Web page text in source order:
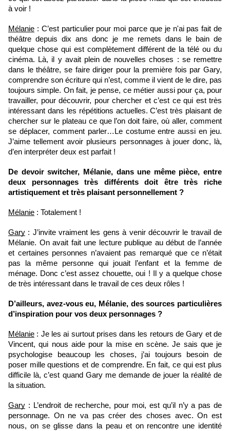
à voir !
Mélanie : C’est particulier pour moi parce que je n'ai pas fait de
théâtre depuis dix ans donc je me remets dans le bain de
quelque chose qui est complètement différent de la télé ou du
cinéma. Là, il y avait plein de nouvelles choses : se remettre
dans le théâtre, se faire diriger pour la première fois par Gary,
comprendre son écriture qui n’est, comme il vient de le dire, pas
toujours simple. On fait, je pense, ce métier aussi pour ça, pour
travailler, pour découvrir, pour chercher et c’est ce qui est très
intéressant dans les répétitions actuelles. C’est très plaisant de
chercher sur le plateau ce que l’on doit faire, où aller, comment
se déplacer, comment parler…Le costume entre aussi en jeu.
J’aime tellement avoir plusieurs personnages à jouer donc, là,
d’en interpréter deux est parfait !
De devoir switcher, Mélanie, dans une même pièce, entre
deux personnages très différents doit être très riche
artistiquement et très plaisant personnellement ?
Mélanie : Totalement !
Gary : J’invite vraiment les gens à venir découvrir le travail de
Mélanie. On avait fait une lecture publique au début de l’année
et certaines personnes n’avaient pas remarqué que ce n’était
pas la même personne qui jouait l’enfant et la femme de
ménage. Donc c’est assez chouette, oui ! Il y a quelque chose
de très intéressant dans le travail de ces deux rôles !
D’ailleurs, avez-vous eu, Mélanie, des sources particulières
d’inspiration pour vos deux personnages ?
Mélanie : Je les ai surtout prises dans les retours de Gary et de
Vincent, qui nous aide pour la mise en scène. Je sais que je
psychologise beaucoup les choses, j’ai toujours besoin de
poser mille questions et de comprendre. En fait, ce qui est plus
difficile là, c’est quand Gary me demande de jouer la réalité de
la situation.
Gary : L’endroit de recherche, pour moi, est qu’il n’y a pas de
personnage. On ne va pas créer des choses avec. On est
nous, on se glisse dans la peau et on rencontre une identité